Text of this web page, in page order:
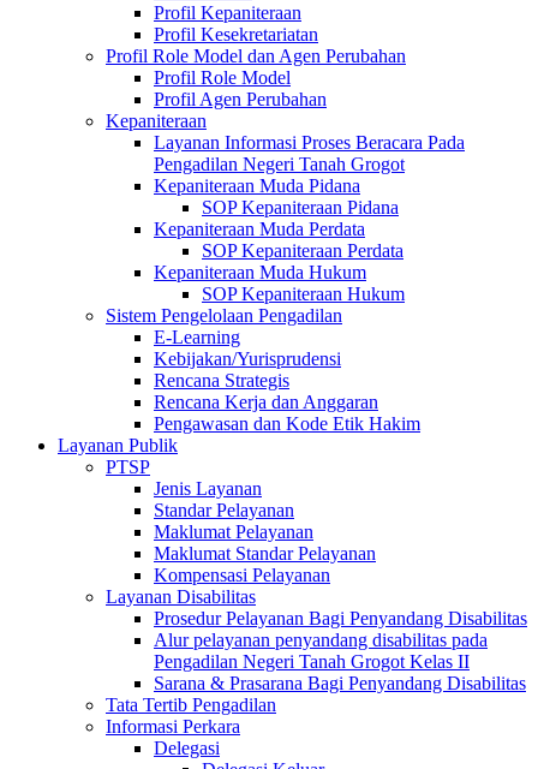
Profil Kepaniteraan
Profil Kesekretariatan
Profil Role Model dan Agen Perubahan
Profil Role Model
Profil Agen Perubahan
Kepaniteraan
Layanan Informasi Proses Beracara Pada
Pengadilan Negeri Tanah Grogot
Kepaniteraan Muda Pidana
SOP Kepaniteraan Pidana
Kepaniteraan Muda Perdata
SOP Kepaniteraan Perdata
Kepaniteraan Muda Hukum
SOP Kepaniteraan Hukum
Sistem Pengelolaan Pengadilan
E-Learning
Kebijakan/Yurisprudensi
Rencana Strategis
Rencana Kerja dan Anggaran
Pengawasan dan Kode Etik Hakim
Layanan Publik
PTSP
Jenis Layanan
Standar Pelayanan
Maklumat Pelayanan
Maklumat Standar Pelayanan
Kompensasi Pelayanan
Layanan Disabilitas
Prosedur Pelayanan Bagi Penyandang Disabilitas
Alur pelayanan penyandang disabilitas pada
Pengadilan Negeri Tanah Grogot Kelas II
Sarana & Prasarana Bagi Penyandang Disabilitas
Tata Tertib Pengadilan
Informasi Perkara
Delegasi